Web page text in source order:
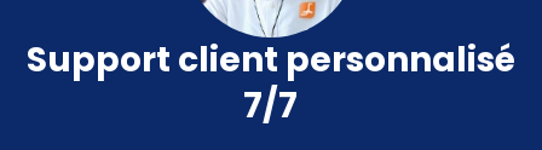
Support client personnalisé
7/7